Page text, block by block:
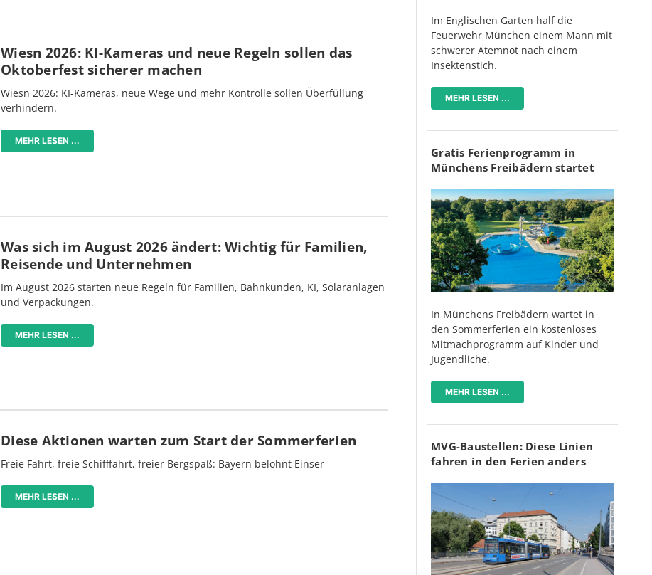
Wiesn 2026: KI-Kameras und neue Regeln sollen das
Oktoberfest sicherer machen
Wiesn 2026: KI-Kameras, neue Wege und mehr Kontrolle sollen Überfüllung
verhindern.
MEHR LESEN ...
Was sich im August 2026 ändert: Wichtig für Familien,
Reisende und Unternehmen
Im August 2026 starten neue Regeln für Familien, Bahnkunden, KI, Solaranlagen
und Verpackungen.
MEHR LESEN ...
Diese Aktionen warten zum Start der Sommerferien
Freie Fahrt, freie Schifffahrt, freier Bergspaß: Bayern belohnt Einser
MEHR LESEN ...
Im Englischen Garten half die
Feuerwehr München einem Mann mit
schwerer Atemnot nach einem
Insektenstich.
MEHR LESEN ...
Gratis Ferienprogramm in
Münchens Freibädern startet
In Münchens Freibädern wartet in
den Sommerferien ein kostenloses
Mitmachprogramm auf Kinder und
Jugendliche.
MEHR LESEN ...
MVG-Baustellen: Diese Linien
fahren in den Ferien anders